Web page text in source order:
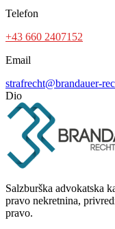
Telefon
+43 660 2407152
Email
strafrecht@brandauer-
Dio
Salzburška advokatska
pravo nekretnina,
pravo.